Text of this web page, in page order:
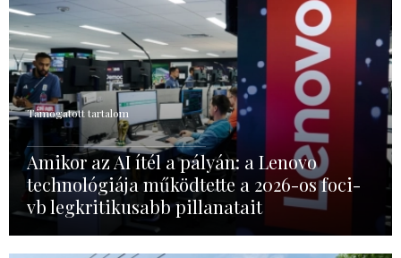
Támogatott tartalom
Amikor az AI ítél a pályán: a Lenovo
technológiája működtette a 2026-os foci-
vb legkritikusabb pillanatait